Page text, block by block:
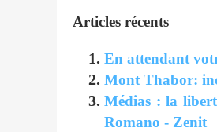
Articles récents
En attendant
Mont Thabor:
Médias : la
Romano - Zenit